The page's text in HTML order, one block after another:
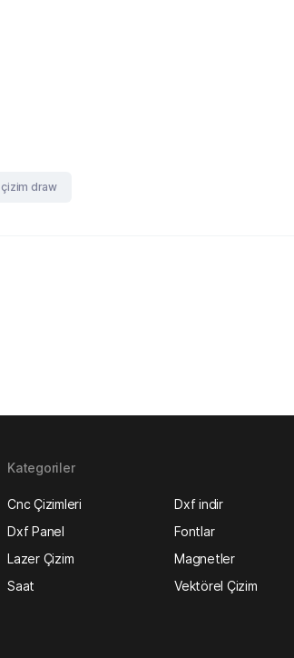
çizim draw
Kategoriler
Cnc Çizimleri
Dxf indir
Dxf Panel
Fontlar
Lazer Çizim
Magnetler
Saat
Vektörel Çizim